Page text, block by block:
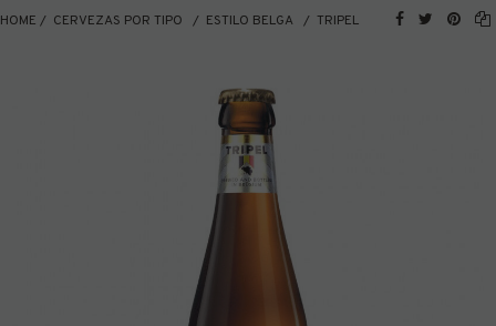
HOME CERVEZAS POR TIPO ESTILO BELGA TRIPEL